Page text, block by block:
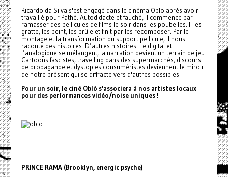
Ricardo da Silva s'est engagé dans le cinéma Oblo aprés avoir
travaillé pour Pathé. Autodidacte et fauché, il commence par
ramasser des pellicules de films le soir dans les poubelles. Il les
gratte, les peint, les brûle et finit par les recomposer. Par le
montage et la transformation du support pellicule, il nous
raconte des histoires. D’autres histoires. Le digital et
l’analogique se mélangent, la narration devient un terrain de jeu.
Cartoons fascistes, travelling dans des supermarchés, discours
de propagande et dystopies consuméristes deviennent le miroir
de notre présent qui se diffracte vers d'autres possibles.
Pour un soir, le ciné Oblò s'associera à nos artistes locaux
pour des performances vidéo/noise uniques !
PRINCE RAMA (Brooklyn, energic psyche)